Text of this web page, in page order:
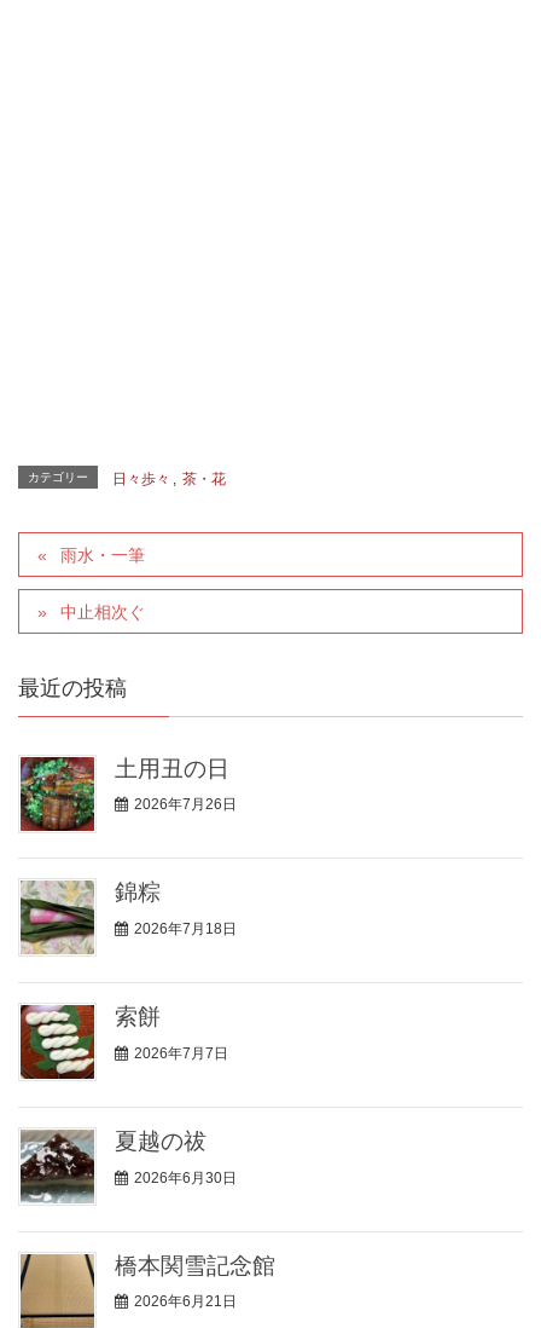
カテゴリー 日々歩々 茶・花
雨水・一筆
中止相次ぐ
最近の投稿
土用丑の日
2026年7月26日
錦粽
2026年7月18日
索餅
2026年7月7日
夏越の祓
2026年6月30日
橋本関雪記念館
2026年6月21日